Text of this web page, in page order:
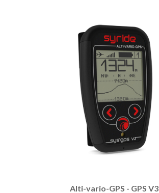
Alti-vario-GPS - GPS V3